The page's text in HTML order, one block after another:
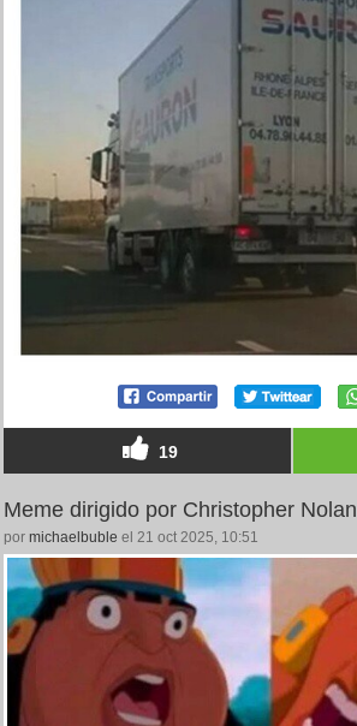
19
Meme dirigido por Christopher Nolan
por michaelbuble el 21 oct 2025, 10:51